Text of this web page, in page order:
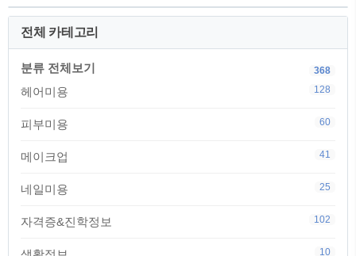
전체 카테고리
분류 전체보기 368
헤어미용 128
피부미용 60
메이크업 41
네일미용 25
자격증&진학정보 102
10